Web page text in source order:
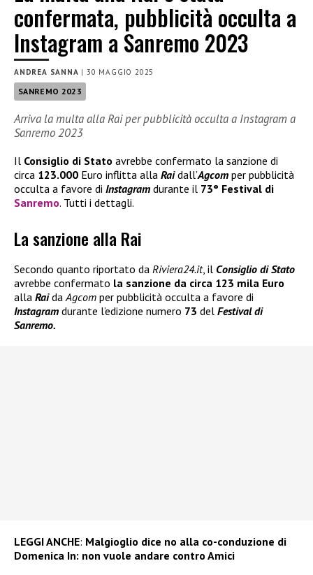
confermata, pubblicità occulta a
Instagram a Sanremo 2023
ANDREA SANNA |30 MAGGIO 2025
SANREMO 2023
Arriva la multa alla Rai per pubblicità occulta a Instagram a
Sanremo 2023
Il Consiglio di Stato avrebbe confermato la sanzione di
circa 123.000 Euro inflitta alla Raidall’Agcom per pubblicità
occulta a favore di Instagram durante il 73° Festival di
Sanremo. Tutti i dettagli.
La sanzione alla Rai
Secondo quanto riportato da Riviera24.it, il Consiglio di Stato
avrebbe confermato la sanzione da circa 123 mila Euro
alla Raida Agcom per pubblicità occulta a favore di
Instagram durante l’edizione numero 73 del Festival di
Sanremo.
LEGGI ANCHE: Malgioglio dice no alla co-conduzione di
Domenica In: non vuole andare contro Amici